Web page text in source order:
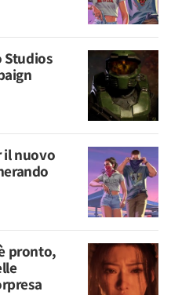
Studios
il nuovo
pronto,